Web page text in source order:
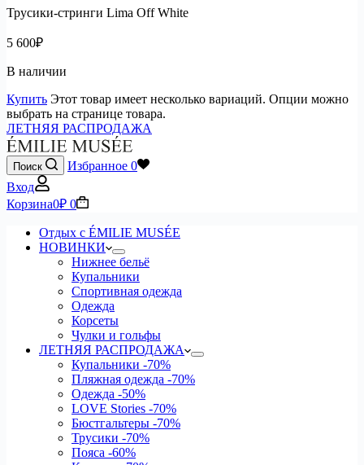
Трусики-стринги Lima Off White
5 600₽
В наличии
Купить Этот товар имеет несколько вариаций. Опции можно
выбрать на странице товара.
ЛЕТНЯЯ РАСПРОДАЖА
Поиск Избранное 0
Вход
Корзина0₽ 0
Отдых с ÉMILIE MUSÉE
НОВИНКИ
Нижнее бельё
Купальники
Спортивная одежда
Одежда
Корсеты
Чулки и гольфы
ЛЕТНЯЯ РАСПРОДАЖА
Купальники -70%
Пляжная одежда -70%
Одежда -50%
LOVE Stories -70%
Бюстгальтеры -70%
Трусики -70%
Пояса -60%